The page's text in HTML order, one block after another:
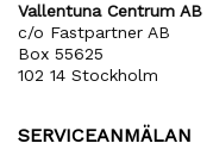
Vallentuna Centrum AB
c/o Fastpartner AB
Box 55625
102 14 Stockholm
SERVICEANMÄLAN